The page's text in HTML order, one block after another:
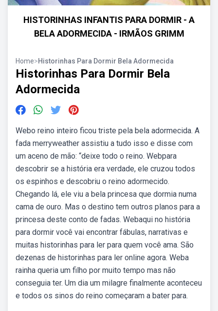
HISTORINHAS INFANTIS PARA DORMIR - A
BELA ADORMECIDA - IRMÃOS GRIMM
Home>Historinhas Para Dormir Bela Adormecida
Historinhas Para Dormir Bela
Adormecida
Webo reino inteiro ficou triste pela bela adormecida. A
fada merryweather assistiu a tudo isso e disse com
um aceno de mão: “deixe todo o reino. Webpara
descobrir se a história era verdade, ele cruzou todos
os espinhos e descobriu o reino adormecido.
Chegando lá, ele viu a bela princesa que dormia numa
cama de ouro. Mas o destino tem outros planos para a
princesa deste conto de fadas. Webaqui no história
para dormir você vai encontrar fábulas, narrativas e
muitas historinhas para ler para quem você ama. São
dezenas de historinhas para ler online agora. Weba
rainha queria um filho por muito tempo mas não
conseguia ter. Um dia um milagre finalmente aconteceu
e todos os sinos do reino começaram a bater para.